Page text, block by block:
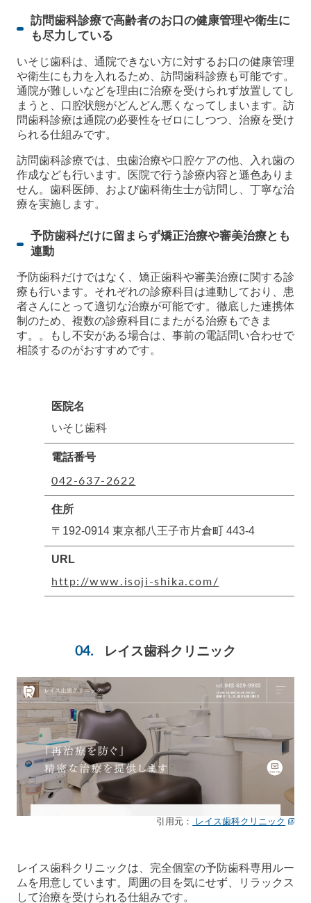
訪問歯科診療で高齢者のお口の健康管理や衛生に
も尽力している
いそじ歯科は、通院できない方に対するお口の健康管理
や衛生にも力を入れるため、訪問歯科診療も可能です。
通院が難しいなどを理由に治療を受けられず放置してし
まうと、口腔状態がどんどん悪くなってしまいます。訪
問歯科診療は通院の必要性をゼロにしつつ、治療を受け
られる仕組みです。
訪問歯科診療では、虫歯治療や口腔ケアの他、入れ歯の
作成なども行います。医院で行う診療内容と遜色ありま
せん。歯科医師、および歯科衛生士が訪問し、丁寧な治
療を実施します。
予防歯科だけに留まらず矯正治療や審美治療とも
連動
予防歯科だけではなく、矯正歯科や審美治療に関する診
療も行います。それぞれの診療科目は連動しており、患
者さんにとって適切な治療が可能です。徹底した連携体
制のため、複数の診療科目にまたがる治療もできま
す。。もし不安がある場合は、事前の電話問い合わせで
相談するのがおすすめです。
医院名
いそじ歯科
電話番号
042-637-2622
住所
〒192-0914 東京都八王子市片倉町 443-4
URL
http://www.isoji-shika.com/
レイス歯科クリニック
引用元： レイス歯科クリニック
レイス歯科クリニックは、完全個室の予防歯科専用ルー
ムを用意しています。周囲の目を気にせず、リラックス
して治療を受けられる仕組みです。